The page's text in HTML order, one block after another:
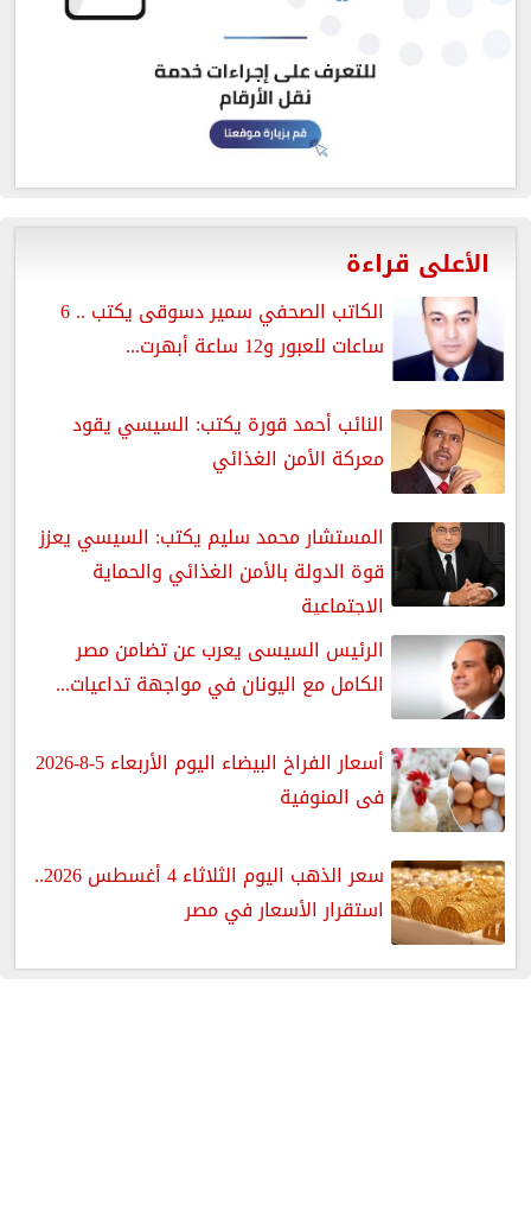
الأعلى قراءة
الكاتب الصحفي سمير دسوقى يكتب .. 6
ساعات للعبور و12 ساعة أبهرت...
النائب أحمد قورة يكتب: السيسي يقود
معركة الأمن الغذائي
المستشار محمد سليم يكتب: السيسي يعزز
قوة الدولة بالأمن الغذائي والحماية
الاجتماعية
الرئيس السيسى يعرب عن تضامن مصر
الكامل مع اليونان في مواجهة تداعيات...
أسعار الفراخ البيضاء اليوم الأربعاء 5-8-2026
فى المنوفية
سعر الذهب اليوم الثلاثاء 4 أغسطس 2026..
استقرار الأسعار في مصر